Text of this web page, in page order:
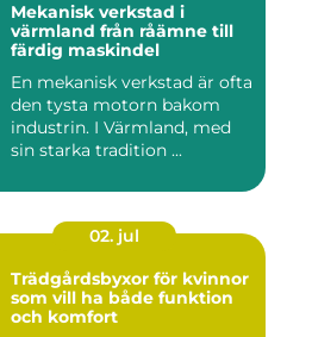
Mekanisk verkstad i
värmland från råämne till
färdig maskindel
En mekanisk verkstad är ofta
den tysta motorn bakom
industrin. I Värmland, med
sin starka tradition ...
02. jul
Trädgårdsbyxor för kvinnor
som vill ha både funktion
och komfort